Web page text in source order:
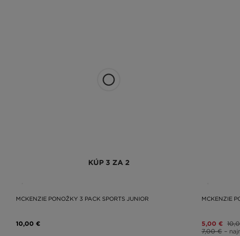
KÚP 3 ZA 2
MCKENZIE PONOŽKY 3 PACK SPORTS JUNIOR
10,00 €
MCKENZIE
5,00 €
7,00 € –